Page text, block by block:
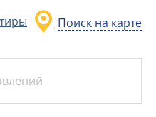
Поиск на карте